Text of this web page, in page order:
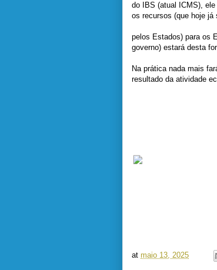
do IBS (atual ICMS),
os recursos (que hoje já
pelos Estados) para os
governo) estará desta
Na prática nada mais
resultado da atividade
at maio 13, 2025